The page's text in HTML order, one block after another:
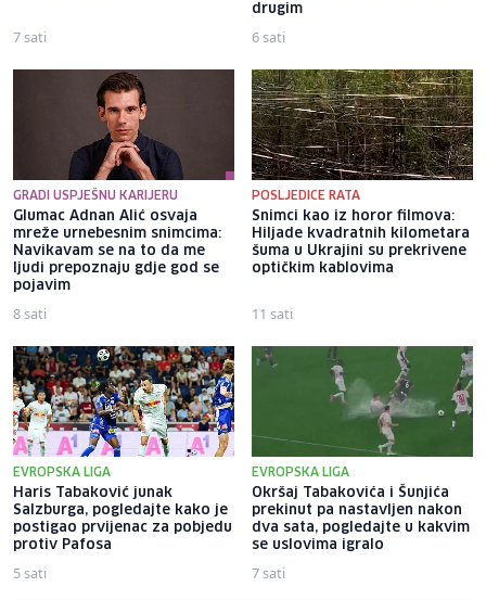
7 sati
drugim
6 sati
GRADI USPJEŠNU KARIJERU
Glumac Adnan Alić osvaja
mreže urnebesnim snimcima:
Navikavam se na to da me
ljudi prepoznaju gdje god se
pojavim
8 sati
POSLJEDICE RATA
Snimci kao iz horor filmova:
Hiljade kvadratnih kilometara
šuma u Ukrajini su prekrivene
optičkim kablovima
11 sati
EVROPSKA LIGA
Haris Tabaković junak
Salzburga, pogledajte kako je
postigao prvijenac za pobjedu
protiv Pafosa
5 sati
EVROPSKA LIGA
Okršaj Tabakovića i Šunjića
prekinut pa nastavljen nakon
dva sata, pogledajte u kakvim
se uslovima igralo
7 sati